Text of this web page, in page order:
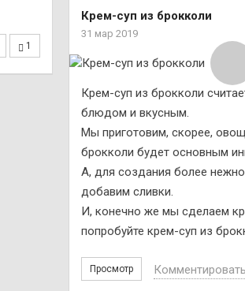
1
Крем-суп из брокколи
31 мар 2019
Крем-суп из брокколи
блюдом и вкусным.
Мы приготовим, скорее,
брокколи будет основным
А, для создания более
добавим сливки.
И, конечно же мы сделаем
попробуйте крем-суп из
Просмотр Комментировать